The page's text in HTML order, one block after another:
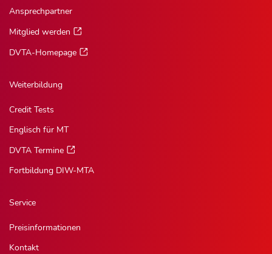
Ansprechpartner
Mitglied werden
DVTA-Homepage
Weiterbildung
Credit Tests
Englisch für MT
DVTA Termine
Fortbildung DIW-MTA
Service
Preisinformationen
Kontakt